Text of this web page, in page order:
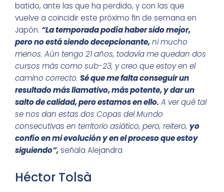
batido, ante las que ha perdido, y con las que
vuelve a coincidir este próximo fin de semana en
Japón. “La temporada podía haber sido mejor,
pero no está siendo decepcionante,ni mucho
menos. Aún tengo 21 años, todavía me quedan dos
cursos más como sub-23, y creo que estoy en el
camino correcto. Sé que me falta conseguir un
resultado más llamativo, más potente, y dar un
salto de calidad, pero estamos en ello. A ver qué tal
se nos dan estas dos Copas del Mundo
consecutivas en territorio asiático, pero, reitero, yo
confío en mi evolución y en el proceso que estoy
siguiendo”,señala Alejandra
Héctor Tolsà